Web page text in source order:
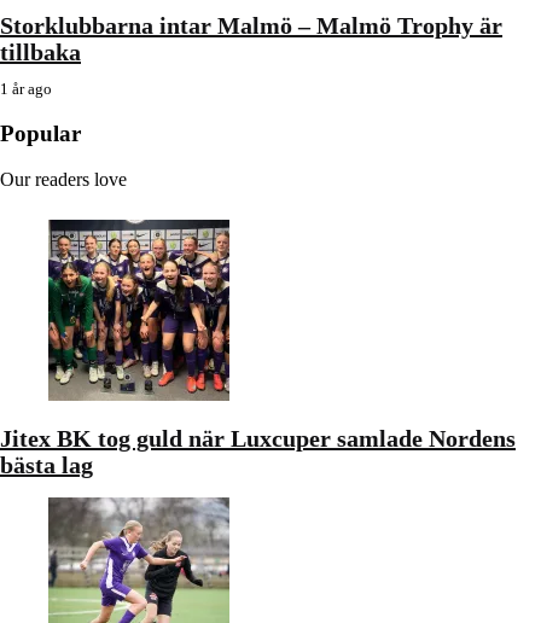
Storklubbarna intar Malmö – Malmö Trophy är
tillbaka
1 år ago
Popular
Our readers love
Jitex BK tog guld när Luxcuper samlade Nordens
bästa lag